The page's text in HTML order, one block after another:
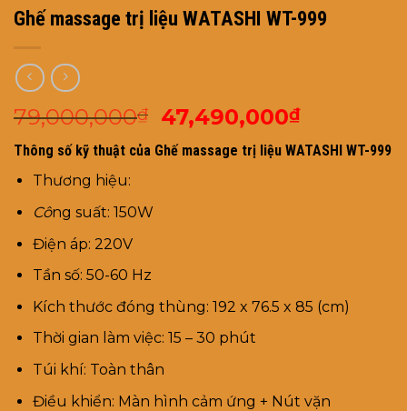
Ghế massage trị liệu WATASHI WT-999
79,000,000₫
Giá
gốc
là:
47,490,000₫Giá
hiện
tại
Thông số kỹ thuật của Ghế massage trị liệu WATASHI WT-999
Thương hiệu:
Công suất: 150W
Điện áp: 220V
Tần số: 50-60 Hz
Kích thước đóng thùng: 192 x 76.5 x 85 (cm)
Thời gian làm việc: 15 – 30 phút
Túi khí: Toàn thân
Điều khiển: Màn hình cảm ứng + Nút vặn